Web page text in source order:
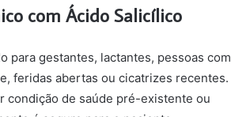
com Ácido Salicílico
para gestantes, lactantes, pessoas com
feridas abertas ou cicatrizes recentes.
condição de saúde pré-existente ou